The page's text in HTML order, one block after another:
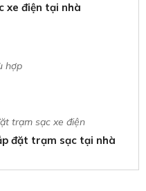
xe điện tại nhà
hợp
trạm sạc xe điện
đặt trạm sạc tại nhà